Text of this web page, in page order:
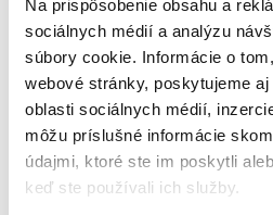
Na prispôsobenie obsahu a
sociálnych médií a analýzu
súbory cookie. Informácie o
webové stránky, poskytujeme
oblasti sociálnych médií,
môžu príslušné informácie
údajmi, ktoré ste im poskytli
keď ste používali ich služby.
Predĺžená záruka 5 rokov
Päťročná záruka garantuje kvalitu
prémiové zákaznícke služby zaistia
potrieb, takže spolužitie s našimi
starostí.